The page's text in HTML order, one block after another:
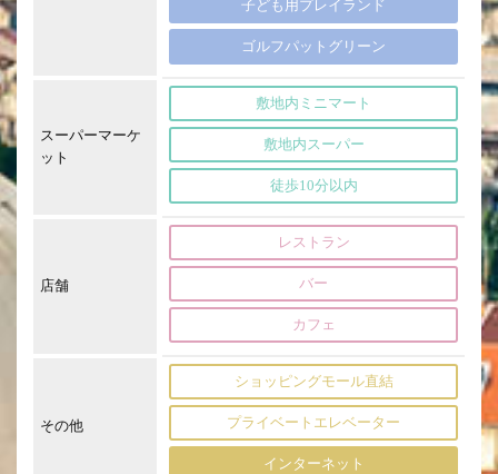
子ども用プレイランド
ゴルフパットグリーン
スーパーマーケ
ット
敷地内ミニマート
敷地内スーパー
徒歩10分以内
店舗
レストラン
バー
カフェ
その他
ショッピングモール直結
プライベートエレベーター
インターネット